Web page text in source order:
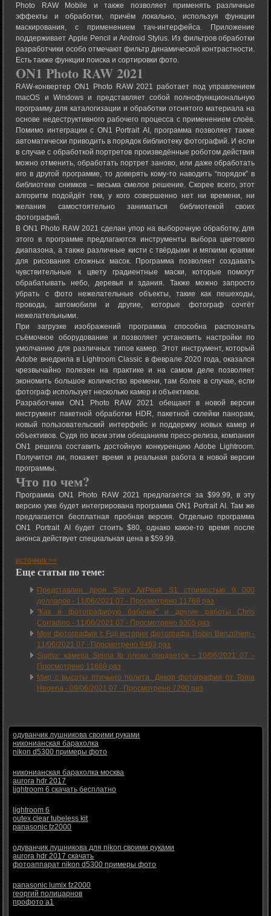
Photo RAW Mobile и также позволяет применять различные
эффекты и обработки, причём локально, используя функции
маскирования, с применением тач-интерфейса. Приложение
поддерживает Apple Pencil и Android Stylus. Из фильтров обработки
разработчики особо отмечают фильтр динамической контрастности.
Есть также функции поиска и сортировки фото.
ON1 Photo RAW 2021
RAW-конвертер ON1 Photo RAW 2021 работает под управлением
macOS и Windows и представляет собой полнофункциональную
программу для каталогизации и обработки отснятого материала на
основе недеструктивного рабочего процесса с применением слоёв.
Помимо интеграции с ON1 Portrait AI, программа позволяет также
автоматически приводить в порядок библиотеку фотографий. И если
в случае с обработкой портретов произведённые роботом действия
можно отменить, обработать портрет заново, или даже обработать
его в другой программе, то доверять кому-то наводить “порядок” в
библиотеке снимков – весьма смелое решение. Скорее всего, этот
алгоритм подойдёт тем, у кого совершенно нет ни времени, ни
желания самостоятельно заниматься библиотекой своих
фотографий.
В ON1 Photo RAW 2021 сделан упор на выборочную обработку, для
этого в программе предлагаются инструменты выбора цветового
диапазона, а также различные кисти с твёрдыми и мягкими краями
для рисования сложных масок. Программа позволяет создавать
чувствительные к цвету градиентные маски, которые помогут
обрабатывать небо, деревья и здания. Также можно запросто
убрать с фото нежелательные объекты, такие как пешеходы,
провода, автомобили и другие, которые фотограф сочтёт
нежелательными.
При загрузке изображений программа способна распознать
съёмочное оборудование и позволяет установить настройки по
умолчанию для различных типов камер. Этот инструмент, который
Adobe внедрила в Lightroom Classic в феврале 2020 года, оказался
чрезвычайно полезен на практике и на самом деле позволяет
экономить большое количество времени, там более в случае, если
фотограф использует несколько камер и объективов.
Разработчики ON1 Photo RAW 2021 обещают в новой версии
инструмент пакетной обработки HDR, пакетной склейки панорам,
новый пользовательский интерфейс и поддержку новых камер и
объективов. Судя по всем этим обещаниям пресс-релиза, компания
ON1 решила составить достойную конкуренцию Adobe Lightroom.
Получится ли, покажет время и реальная работа в новой версии
программы.
Что по чем?
Программа ON1 Photo RAW 2021 предлагается за $99.99, в эту
версию уже будет интегрирована программа ON1 Portrait AI. Там же
предлагается бесплатная пробная версия. Отдельно программа
ON1 Portrait AI будет стоить $80, однако какое-то время после
анонса действует специальная цена в $59.99.
источник >>
Еще статьи по теме:
Представлен дрон Sony AirPeak S1 стоимостью 9 000
долларов - 11/06/2021 07 - Просмотрено 11769 раз
"Как я фотографирую бабочек" и другие работы Chris
Corradino - 11/06/2021 07 - Просмотрено 9305 раз
Моя фотография с Fuji история фотографа Robin Benzrihem -
11/06/2021 07 - Просмотрено 9493 раз
Sigma: камера Sigma fp плохо продается - 10/06/2021 07 -
Просмотрено 11668 раз
Мир с высоты птичьего полета. Декор фотография от Toma
Hegena -09/06/2021 07 - Просмотрено 7290 раз
одуванчик лушникова своими руками
никонианская барахолка
nikon d5300 примеры фото
никонианская барахолка москва
aurora hdr 2017
lightroom 6 скачать бесплатно
lightroom 6
outex clear tubeless kit
panasonic fz2000
одуванчик лушникова для nikon своими руками
aurora hdr 2017 скачать
фотоаппарат nikon d5300 примеры фото
panasonic lumix fz2000
георгий полицарнов
профото а1